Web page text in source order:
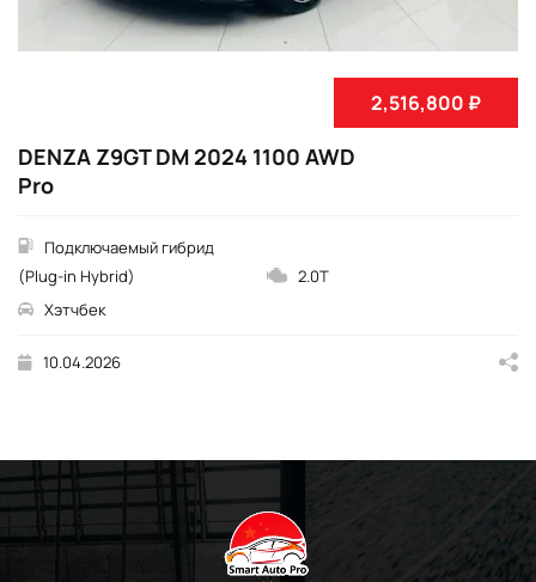
2,516,800 ₽
DENZA Z9GT DM 2024 1100 AWD
Pro
Подключаемый гибрид
(Plug-in Hybrid)
2.0T
Хэтчбек
10.04.2026